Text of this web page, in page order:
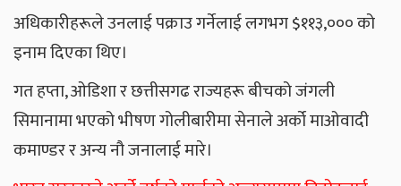
अधिकारीहरूले उनलाई पक्राउ गर्नेलाई लगभग $११३,००० को
इनाम दिएका थिए।
गत हप्ता, ओडिशा र छत्तीसगढ राज्यहरू बीचको जंगली
सिमानामा भएको भीषण गोलीबारीमा सेनाले अर्को माओवादी
कमाण्डर र अन्य नौ जनालाई मारे।